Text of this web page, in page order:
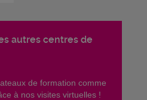
autres centres de
de formation comme
à nos visites virtuelles !